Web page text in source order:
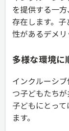
を提供する一
存在します。
性があるデメリ
多様な環境に
インクルーシ
つ子どもたち
子どもにとっ
ます。